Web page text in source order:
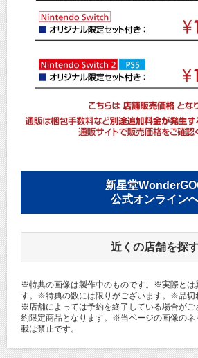
新星堂
公式オンライン
近くの店舗を探
※特典の画像は製作中のものです。※実際とは
す。※特典の数には限りがございます。※品切
※店舗によっては予約を終了している場合が
約限定商品となります。※当ページの画像のネ
載は禁止です。